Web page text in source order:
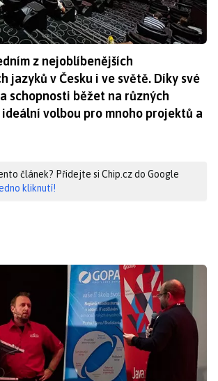
z nejoblíbenějších
jazyků v Česku i ve světě. Díky své
schopnosti běžet na různých
volbou pro mnoho projektů a
článek? Přidejte si Chip.cz do Google
kliknutí!